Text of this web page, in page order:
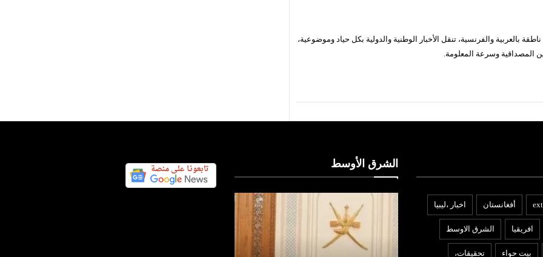
بالعربية والفرنسية، تنقل الأخبار الوطنية والدولية بكل حياد وموضوعية،
المصداقية وسرعة المعلومة.
أفغانستان اخبار ،ليبيا
افريقيا الشرق الاوسط
بيت حواء تحقيقات،
الشرق الأوسط